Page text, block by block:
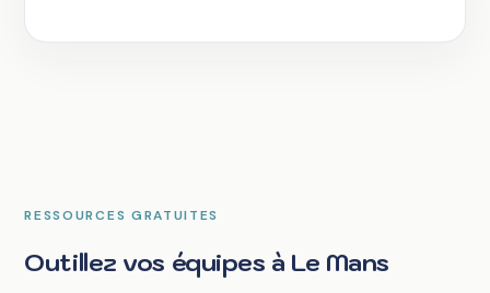
RESSOURCES GRATUITES
Outillez vos équipes à Le Mans